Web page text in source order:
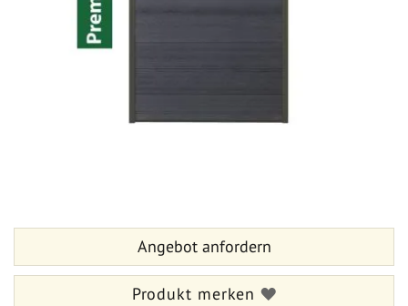
Bildergalerie
Angebot anfordern
Produkt merken